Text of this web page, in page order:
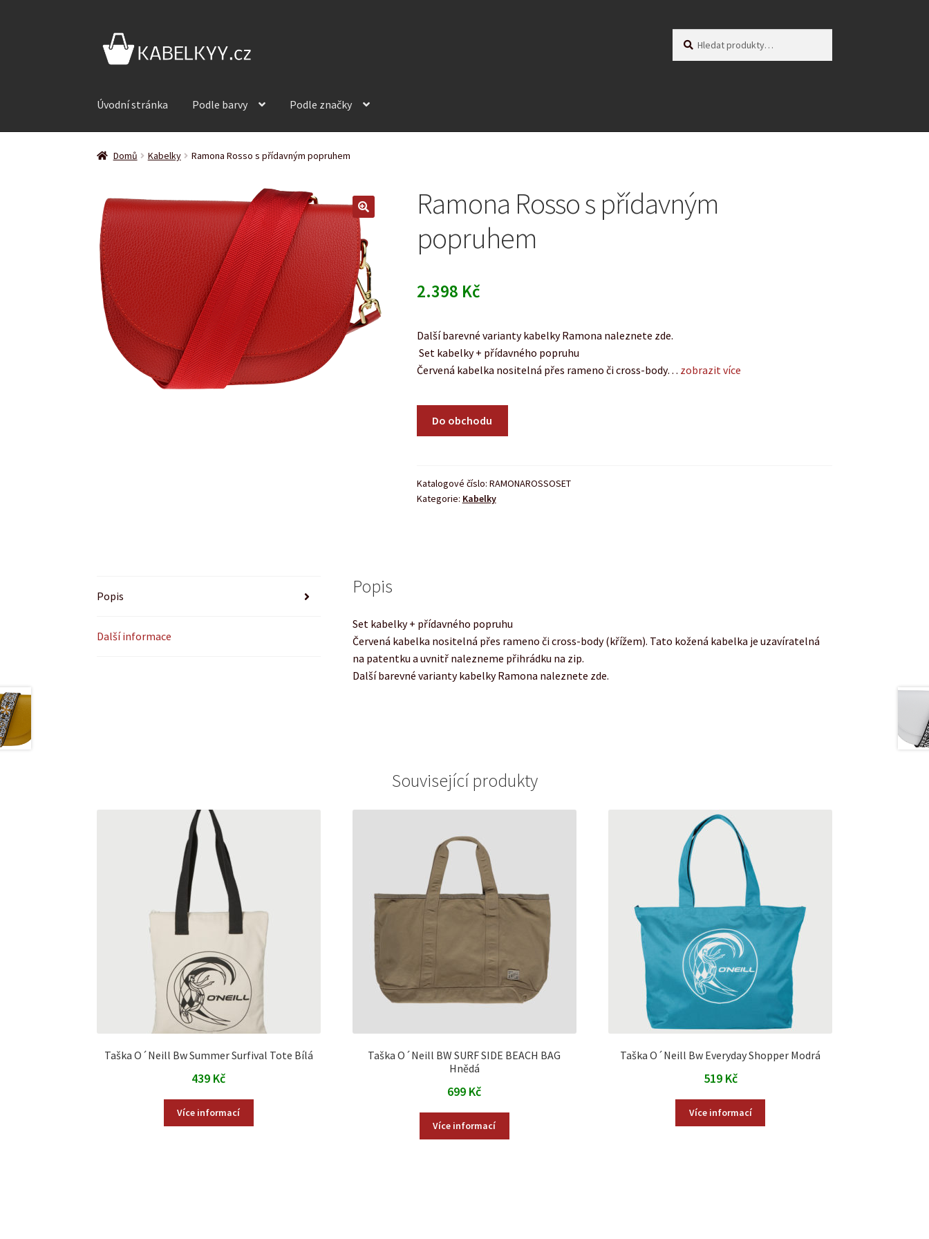
Přeskočit
na
Přejít
Úvodní stránka Podle barvy Podle značky
Domů Kabelky Ramona Rosso s přídavným popruhem
Ramona Rosso s přídavným
popruhem
2.398 Kč
Další barevné varianty kabelky Ramona naleznete zde.
Set kabelky + přídavného popruhu
Červená kabelka nositelná přes rameno či cross-body… zobrazit více
Do obchodu
Katalogové číslo: RAMONAROSSOSET
Kategorie: Kabelky
Popis
Další informace
Popis
Set kabelky + přídavného popruhu
Červená kabelka nositelná přes rameno či cross-body (křížem). Tato kožená kabelka je uzavíratelná
na patentku a uvnitř nalezneme přihrádku na zip.
Další barevné varianty kabelky Ramona naleznete zde.
Související produkty
Taška O´Neill Bw Summer Surfival Tote Bílá
439 Kč
Více informací
Taška O´Neill BW SURF SIDE BEACH BAG
Hnědá
699 Kč
Více informací
Taška O´Neill Bw Everyday Shopper Modrá
519 Kč
Více informací